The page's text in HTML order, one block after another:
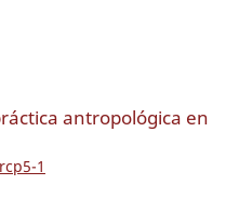
antropológica en
1